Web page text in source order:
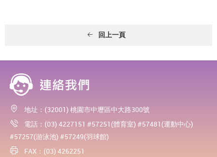
回上一頁
地址：(32001) 桃園市中壢區中大路300號
電話：(03) 4227151 #57251(體育室) #57481(運動中心)
#57257(游泳池) #57249(羽球館)
FAX：(03) 4262251